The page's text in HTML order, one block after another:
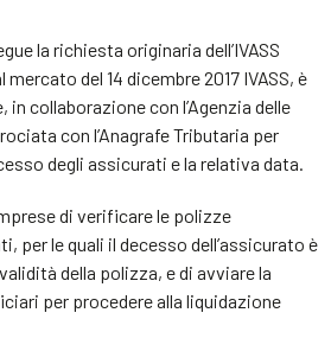
la richiesta originaria dell’IVASS
del 14 dicembre 2017 IVASS, è
collaborazione con l’Agenzia delle
con l’Anagrafe Tributaria per
degli assicurati e la relativa data.
di verificare le polizze
per le quali il decesso dell’assicurato è
della polizza, e di avviare la
per procedere alla liquidazione